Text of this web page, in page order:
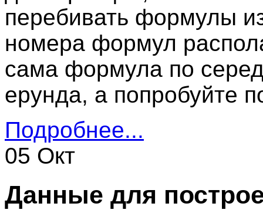
перебивать формулы
номера формул
сама формула по
ерунда, а попробуйте
Подробнее...
05 Окт
Данные для